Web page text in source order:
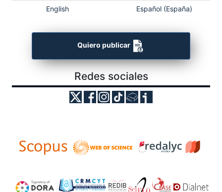
English Español (España)
Quiero publicar
Redes sociales